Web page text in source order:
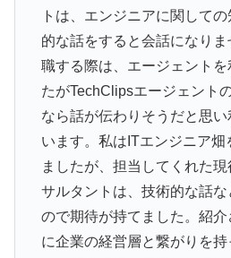
トは、エンジニアに関して
的な話をすると会話になり
職する際は、エージェント
たがTechClipsエージェント
なら話が伝わりそうだと思
います。私はITエンジニア
ましたが、担当してくれた
サルタントは、技術的な話
ので期待が持てました。紹
に企業の経営層と繋がりを